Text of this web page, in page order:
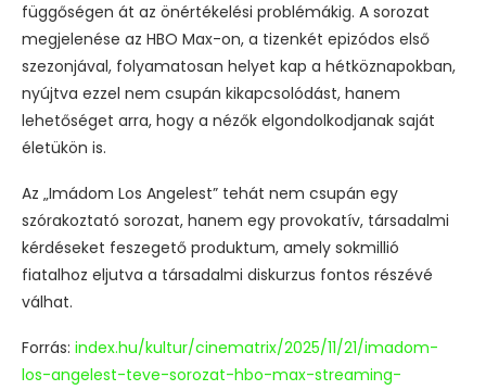
függőségen át az önértékelési problémákig. A sorozat
megjelenése az HBO Max-on, a tizenkét epizódos első
szezonjával, folyamatosan helyet kap a hétköznapokban,
nyújtva ezzel nem csupán kikapcsolódást, hanem
lehetőséget arra, hogy a nézők elgondolkodjanak saját
életükön is.
Az „Imádom Los Angelest” tehát nem csupán egy
szórakoztató sorozat, hanem egy provokatív, társadalmi
kérdéseket feszegető produktum, amely sokmillió
fiatalhoz eljutva a társadalmi diskurzus fontos részévé
válhat.
Forrás: index.hu/kultur/cinematrix/2025/11/21/imadom-
los-angelest-teve-sorozat-hbo-max-streaming-